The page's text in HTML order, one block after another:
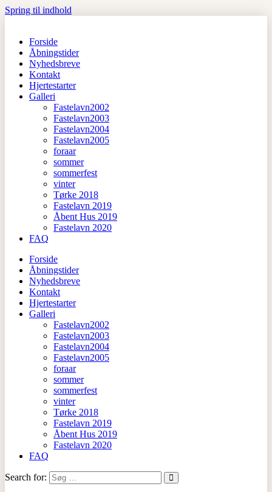
Spring til indhold
Forside
Åbningstider
Nyhedsbreve
Kontakt
Hjertestarter
Galleri
Fastelavn2002
Fastelavn2003
Fastelavn2004
Fastelavn2005
foraar
sommer
sommerfest
vinter
Tørke 2018
Fastelavn 2019
Åbent Hus 2019
Fastelavn 2020
FAQ
Forside
Åbningstider
Nyhedsbreve
Kontakt
Hjertestarter
Galleri
Fastelavn2002
Fastelavn2003
Fastelavn2004
Fastelavn2005
foraar
sommer
sommerfest
vinter
Tørke 2018
Fastelavn 2019
Åbent Hus 2019
Fastelavn 2020
FAQ
Search for: